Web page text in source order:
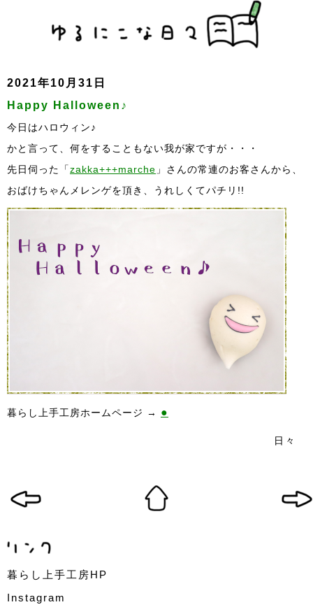
2021年10月31日
Happy Halloween♪
今日はハロウィン♪
かと言って、何をすることもない我が家ですが・・・
先日伺った「zakka+++marche 」さんの常連のお客さんから、
おばけちゃんメレンゲを頂き、うれしくてパチリ!!
暮らし上手工房ホームページ → ●
日々
暮らし上手工房HP
Instagram